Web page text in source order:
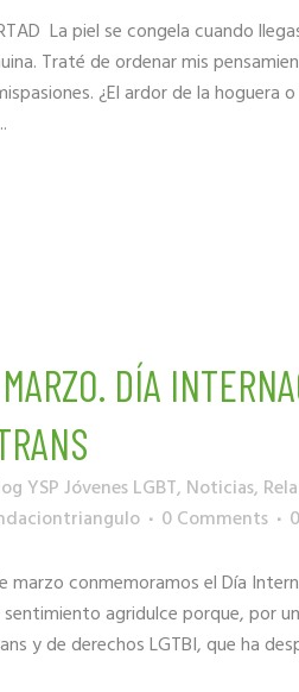
La piel se congela cuando
Traté de ordenar mis
¿El ardor de la hoguera
DÍA
YSP Jóvenes LGBT, Noticias,
0 Comments 0
marzo conmemoramos el Día
agridulce porque, por
y de derechos LGTBI, que ha